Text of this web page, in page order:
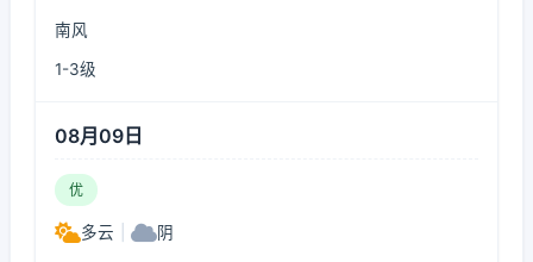
南风
1-3级
08月09日
优
多云 阴